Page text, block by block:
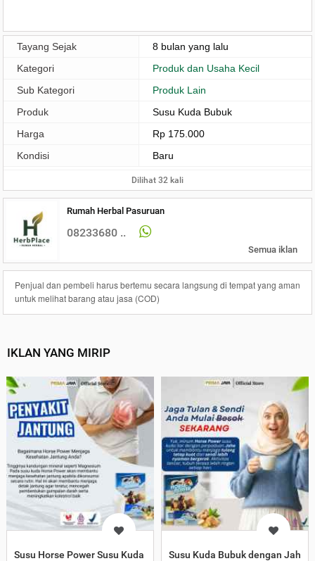
Tayang Sejak
8 bulan yang lalu
Kategori
Produk dan Usaha Kecil
Sub Kategori
Produk Lain
Produk
Susu Kuda Bubuk
Harga
Rp 175.000
Kondisi
Baru
Dilihat 32 kali
Rumah Herbal Pasuruan
08233680 ..
Semua iklan
Penjual dan pembeli harus bertemu secara langsung di tempat yang aman
untuk melihat barang atau jasa (COD)
IKLAN YANG MIRIP
Susu Horse Power Susu Kuda dengan Ekstrak Jahe Asli
Susu Kuda Bubuk dengan Jahe